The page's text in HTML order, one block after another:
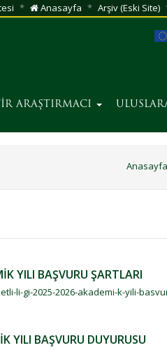
Anasayfa Arşiv (Eski Site)
ARAŞTIRMACI
Anasayfa
YILI BAŞVURU ŞARTLARI
li-gi-2025-2026-akademi-k-yili-
YILI BAŞVURU DUYURUSU